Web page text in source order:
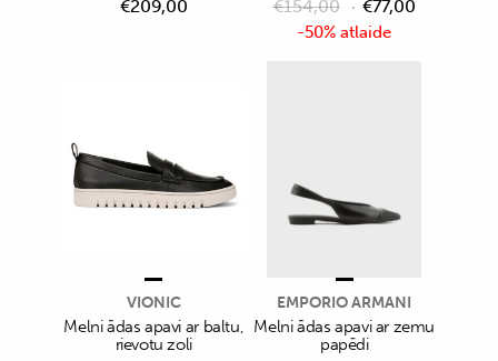
€209,00
-50% atlaide
€154,00 €77,00
VIONIC
Melni ādas apavi ar baltu,
rievotu zoli
EMPORIO ARMANI
Melni ādas apavi ar zemu
papēdi